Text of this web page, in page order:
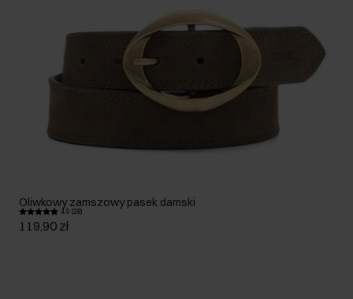
Oliwkowy zamszowy pasek damski
4.9 (28)
119,90 zł